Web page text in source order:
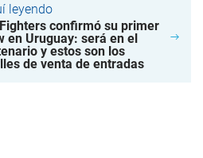
leyendo
confirmó su primer
en Uruguay: será en el
y estos son los
de venta de entradas